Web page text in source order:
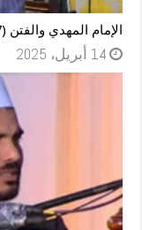
الإمام المهدي والفتن (37) | الأرض تستعد لظهور ولي الله
14 أبريل، 2025